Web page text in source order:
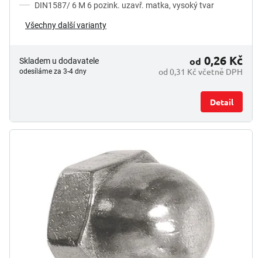
DIN1587/ 6 M 6 pozink. uzavř. matka, vysoký tvar
Všechny další varianty
Skladem u dodavatele
odesíláme za 3-4 dny od 0,31 Kč včetně DPH
od 0,26 Kč
Detail